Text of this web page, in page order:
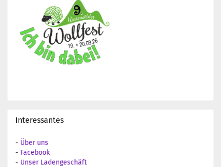
Interessantes
- Über uns
- Facebook
- Unser Ladengeschäft